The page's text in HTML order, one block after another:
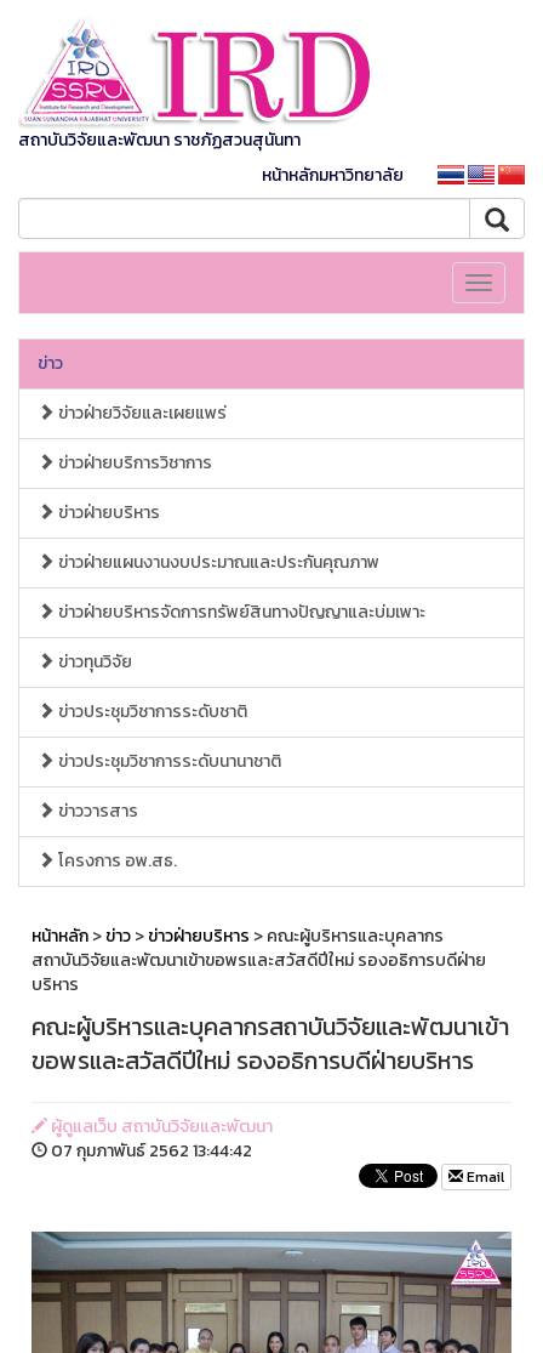
สถาบันวิจัยและพัฒนา ราชภัฏสวนสุนันทา
หน้าหลักมหาวิทยาลัย
Toggle
ข่าว
ข่าวฝ่ายวิจัยและเผยแพร่
ข่าวฝ่ายบริการวิชาการ
ข่าวฝ่ายบริหาร
ข่าวฝ่ายแผนงานงบประมาณและประกันคุณภาพ
ข่าวฝ่ายบริหารจัดการทรัพย์สินทางปัญญาและบ่มเพาะ
ข่าวทุนวิจัย
ข่าวประชุมวิชาการระดับชาติ
ข่าวประชุมวิชาการระดับนานาชาติ
ข่าววารสาร
โครงการ อพ.สธ.
หน้าหลัก>ข่าว>ข่าวฝ่ายบริหาร > คณะผู้บริหารและบุคลากร
สถาบันวิจัยและพัฒนาเข้าขอพรและสวัสดีปีใหม่ รองอธิการบดีฝ่าย
บริหาร
คณะผู้บริหารและบุคลากรสถาบันวิจัยและพัฒนาเข้า
ขอพรและสวัสดีปีใหม่ รองอธิการบดีฝ่ายบริหาร
ผู้ดูแลเว็บ สถาบันวิจัยและพัฒนา
07 กุมภาพันธ์ 2562 13:44:42
Email